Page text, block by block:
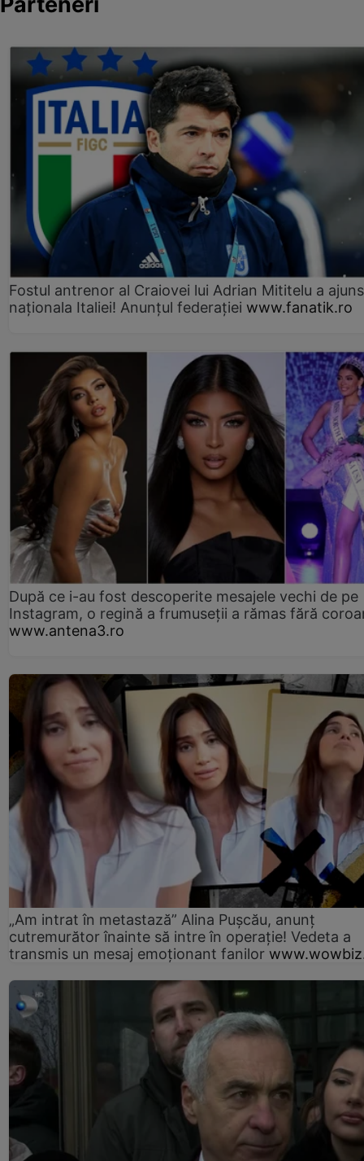
Fostul antrenor al Craiovei lui Adrian Mititelu a
naționala Italiei! Anunțul federației www.fanatik.ro
După ce i-au fost descoperite mesajele vechi de pe
Instagram, o regină a frumuseții a rămas fără
www.antena3.ro
„Am intrat în metastază” Alina Pușcău, anunț
cutremurător înainte să intre în operație! Vedeta a
transmis un mesaj emoționant fanilor